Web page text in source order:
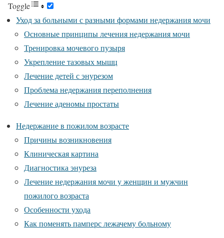
Toggle
Уход за больными с разными формами недержания мочи
Основные принципы лечения недержания мочи
Тренировка мочевого пузыря
Укрепление тазовых мышц
Лечение детей с энурезом
Проблема недержания переполнения
Лечение аденомы простаты
Недержание в пожилом возрасте
Причины возникновения
Клиническая картина
Диагностика энуреза
Лечение недержания мочи у женщин и мужчин
пожилого возраста
Особенности ухода
Как поменять памперс лежачему больному